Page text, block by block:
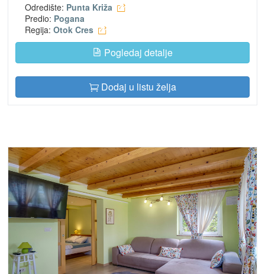
Odredište: Punta Križa
Predio: Pogana
Regija: Otok Cres
Pogledaj detalje
Dodaj u listu želja